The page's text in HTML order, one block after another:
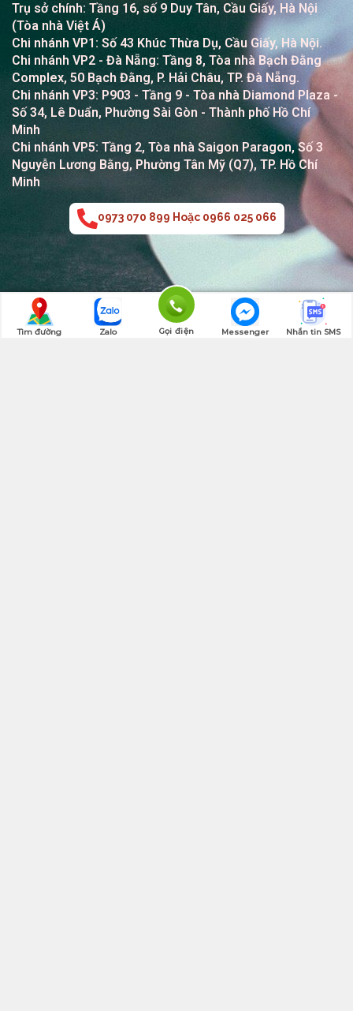
Trụ sở chính: Tầng 16, số 9 Duy Tân, Cầu Giấy, Hà Nội
(Tòa nhà Việt Á)
Chi nhánh VP1: Số 43 Khúc Thừa Dụ, Cầu Giấy, Hà Nội.
Chi nhánh VP2 - Đà Nẵng: Tầng 8, Tòa nhà Bạch Đằng
Complex, 50 Bạch Đằng, P. Hải Châu, TP. Đà Nẵng.
Chi nhánh VP3: P903 - Tầng 9 - Tòa nhà Diamond Plaza -
Số 34, Lê Duẩn, Phường Sài Gòn - Thành phố Hồ Chí
Minh
Chi nhánh VP5: Tầng 2, Tòa nhà Saigon Paragon, Số 3
Nguyễn Lương Bằng, Phường Tân Mỹ (Q7), TP. Hồ Chí
Minh
0973 070 899 Hoặc 0966 025 066
Tìm đường Zalo Gọi điện Messenger Nhắn tin SMS